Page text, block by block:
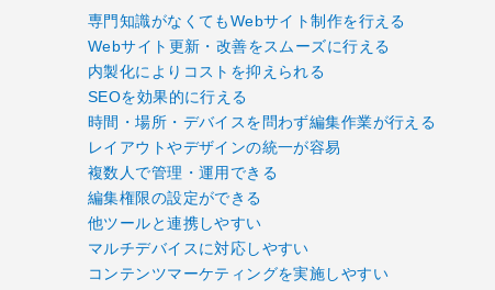
専門知識がなくてもWebサイト制作を行える
Webサイト更新・改善をスムーズに行える
内製化によりコストを抑えられる
SEOを効果的に行える
時間・場所・デバイスを問わず編集作業が行える
レイアウトやデザインの統一が容易
複数人で管理・運用できる
編集権限の設定ができる
他ツールと連携しやすい
マルチデバイスに対応しやすい
コンテンツマーケティングを実施しやすい